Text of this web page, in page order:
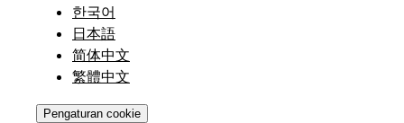
한국어
日本語
简体中文
繁體中文
Pengaturan cookie